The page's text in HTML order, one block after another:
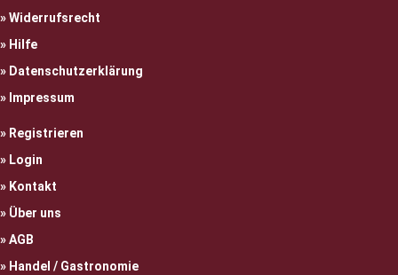
Widerrufsrecht
Hilfe
Datenschutzerklärung
Impressum
Registrieren
Login
Kontakt
Über uns
AGB
Handel / Gastronomie